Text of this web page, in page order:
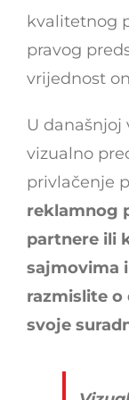
kvalitetnog
pravog
vrijednost
U
vizualno
privlačenje
reklamnog
partnere ili
sajmovima
razmislite
svoje